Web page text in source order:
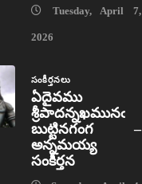
Tuesday, April 7,
2026
సంకీర్తనలు
ఏదైవము
శ్రీపాదన్నఖమునఁ
బుట్టినగంగ –
అన్నమయ్య
సంకీర్తన